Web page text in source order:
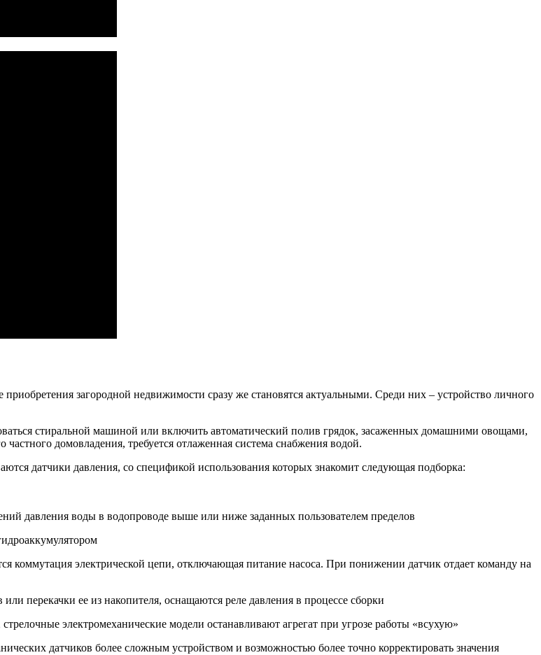
загородной недвижимости сразу же становятся актуальными. Среди них – устройство личного
стиральной машиной или включить автоматический полив грядок, засаженных домашними овощами,
домовладения, требуется отлаженная система снабжения водой.
датчики давления, со спецификой использования которых знакомит следующая подборка:
давления воды в водопроводе выше или ниже заданных пользователем пределов
коммутация электрической цепи, отключающая питание насоса. При понижении датчик отдает команду на
перекачки ее из накопителя, оснащаются реле давления в процессе сборки
электромеханические модели останавливают агрегат при угрозе работы «всухую»
датчиков более сложным устройством и возможностью более точно корректировать значения